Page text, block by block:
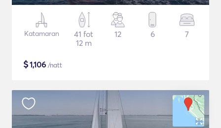
Katamaran
41 fot
12 m
12 6 7
$1,106 /natt